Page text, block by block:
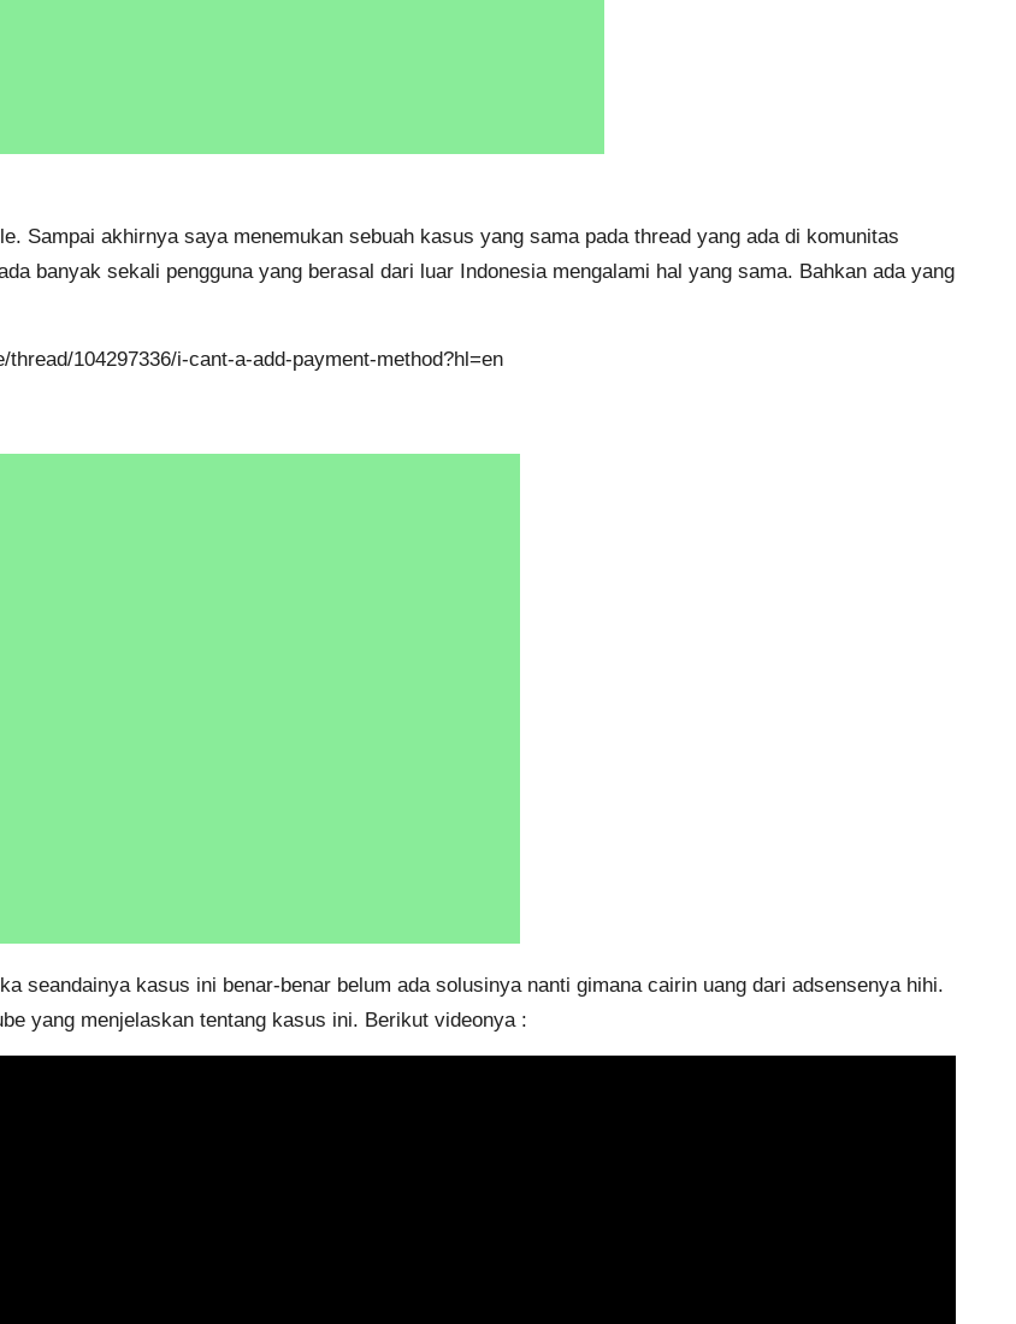
Sampai akhirnya saya menemukan sebuah kasus yang sama pada thread yang ada di komunitas
banyak sekali pengguna yang berasal dari luar Indonesia mengalami hal yang sama. Bahkan ada yang
104297336/i-cant-a-add-payment-method?hl=en
seandainya kasus ini benar-benar belum ada solusinya nanti gimana cairin uang dari adsensenya hihi.
yang menjelaskan tentang kasus ini. Berikut videonya :